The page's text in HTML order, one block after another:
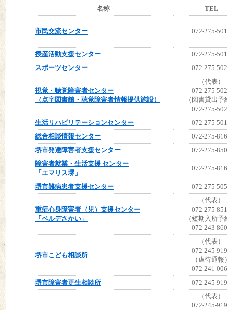
名称 TEL
市民交流センター 072-275-
授産活動支援センター
072-275-
スポーツセンター
072-275-
視覚・聴覚障害者センター
（点字図書館・聴覚障害者情報提供施設）
（代表）
072-275-
（図書貸出予
072-275-
生活リハビリテーションセンター
072-275-
総合相談情報センター
072-275-
堺市発達障害者支援センター
072-275-
障害者就業・生活支援 センター
「エマリス堺」
072-275-
堺市難病患者支援センター 072-275-
重症心身障害者（児）支援センター
「ベルデさかい」
（代表）
072-275-
（短期入所予
072-243-
堺市こども相談所
（代表）
072-245-
（虐待通報
072-241-
堺市障害者更生相談所
072-245-
（代表）
072-245-